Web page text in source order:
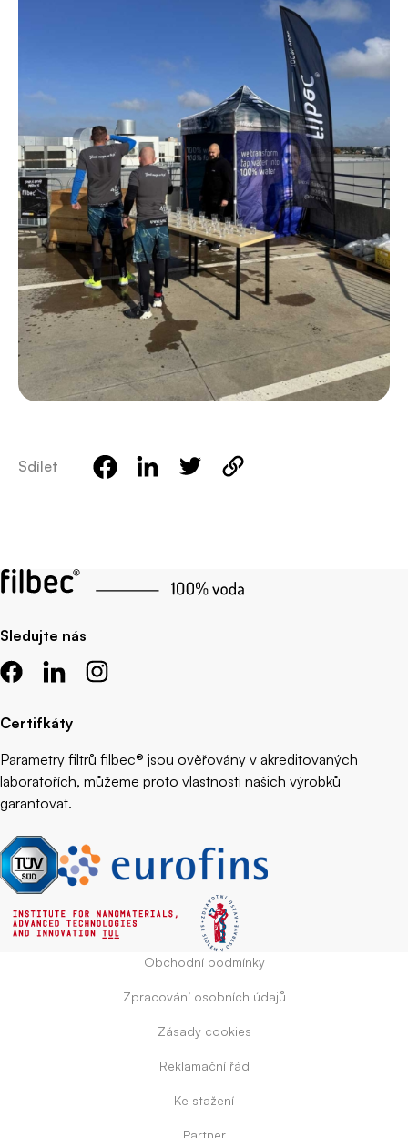
Sdílet
Sledujte nás
Certifkáty
Parametry filtrů filbec® jsou ověřovány v akreditovaných
laboratořích, můžeme proto vlastnosti našich výrobků
garantovat.
Obchodní podmínky
Zpracování osobních údajů
Zásady cookies
Reklamační řád
Ke stažení